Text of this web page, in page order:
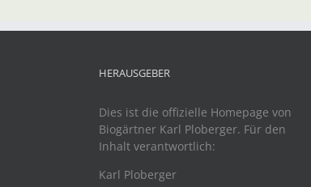
HERAUSGEBER
Dies ist die offizielle Homepage von
Biogärtner Karl Ploberger. Für den
Inhalt verantwortlich:
Karl Ploberger